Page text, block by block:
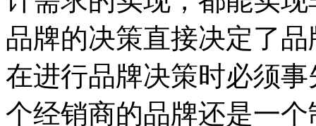
品牌的决策直接决定了
在进行品牌决策时必须
个经销商的品牌还是一